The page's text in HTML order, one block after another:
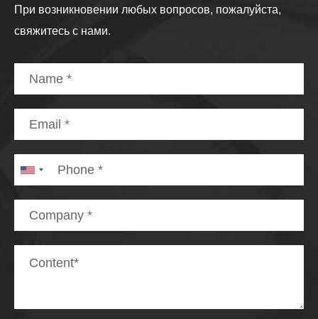
При возникновении любых вопросов, пожалуйста,
свяжитесь с нами.